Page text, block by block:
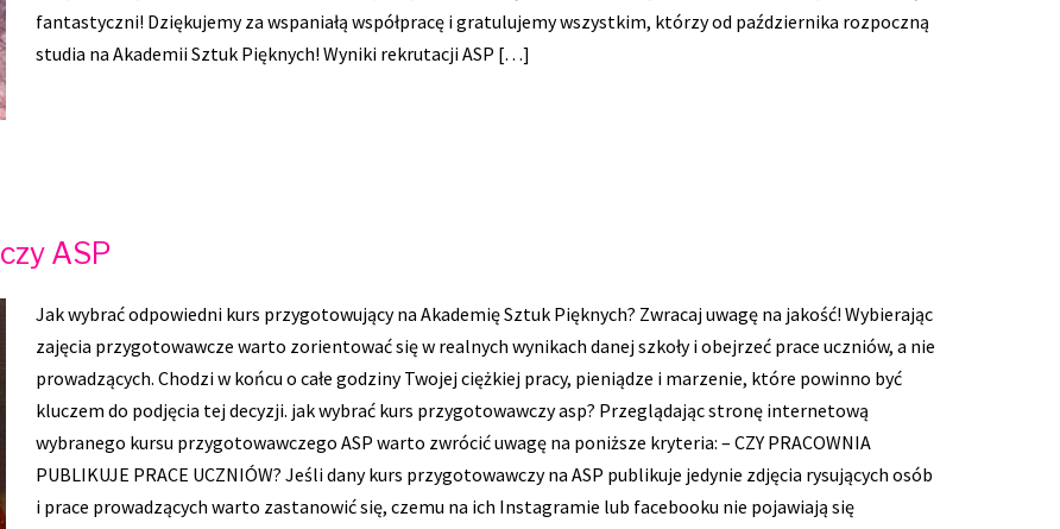
fantastyczni! Dziękujemy za wspaniałą współpracę i gratulujemy wszystkim, którzy od października rozpoczną
studia na Akademii Sztuk Pięknych! Wyniki rekrutacji ASP […]
ASP
Jak wybrać odpowiedni kurs przygotowujący na Akademię Sztuk Pięknych? Zwracaj uwagę na jakość! Wybierając
zajęcia przygotowawcze warto zorientować się w realnych wynikach danej szkoły i obejrzeć prace uczniów, a nie
prowadzących. Chodzi w końcu o całe godziny Twojej ciężkiej pracy, pieniądze i marzenie, które powinno być
kluczem do podjęcia tej decyzji. jak wybrać kurs przygotowawczy asp? Przeglądając stronę internetową
wybranego kursu przygotowawczego ASP warto zwrócić uwagę na poniższe kryteria: – CZY PRACOWNIA
PUBLIKUJE PRACE UCZNIÓW? Jeśli dany kurs przygotowawczy na ASP publikuje jedynie zdjęcia rysujących osób
i prace prowadzących warto zastanowić się, czemu na ich Instagramie lub facebooku nie pojawiają się